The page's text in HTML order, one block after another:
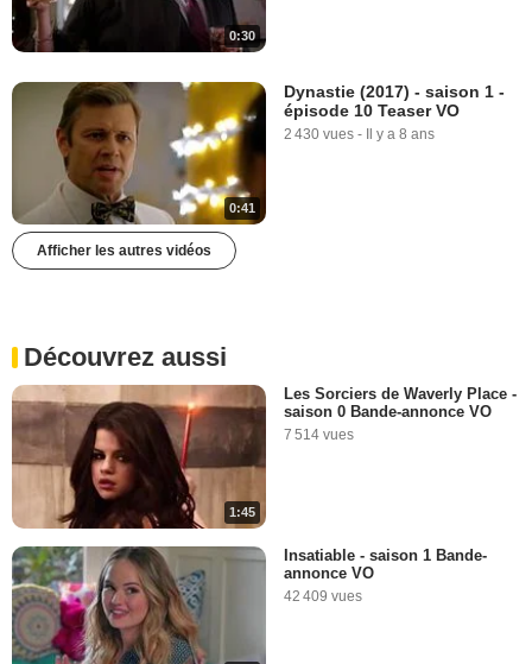
0:30
0:41
Dynastie (2017) - saison 1 -
épisode 10 Teaser VO
2 430 vues - Il y a 8 ans
Afficher les autres vidéos
Découvrez aussi
1:45
Les Sorciers de Waverly Place -
saison 0 Bande-annonce VO
7 514 vues
Insatiable - saison 1 Bande-
annonce VO
42 409 vues